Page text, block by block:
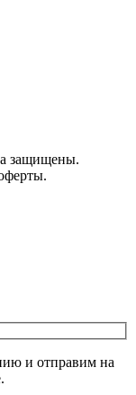
защищены.
и отправим на